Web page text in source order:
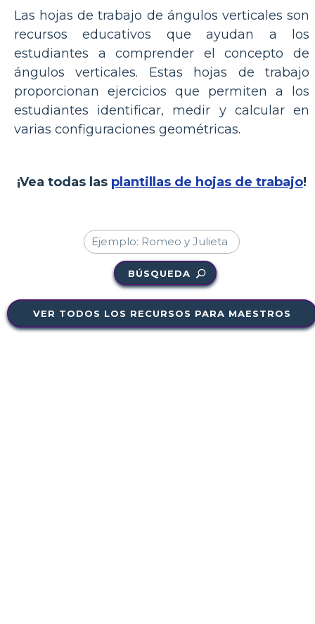
Las hojas de trabajo de ángulos verticales son
recursos educativos que ayudan a los
estudiantes a comprender el concepto de
ángulos verticales. Estas hojas de trabajo
proporcionan ejercicios que permiten a los
estudiantes identificar, medir y calcular en
varias configuraciones geométricas.
¡Vea todas las plantillas de hojas de trabajo!
BÚSQUEDA
VER TODOS LOS RECURSOS PARA MAESTROS